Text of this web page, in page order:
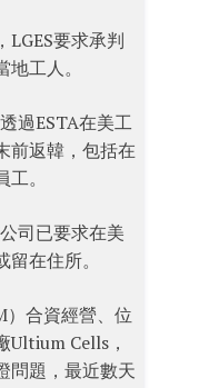
LGES要求承判
工人。
過ESTA在美工
前返韓，包括在
。
司已要求在美
在住所。
）合資經營、位
Ultium Cells，
問題，最近數天